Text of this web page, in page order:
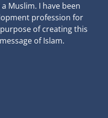
a Muslim. I have been
profession for
of creating this
of Islam.